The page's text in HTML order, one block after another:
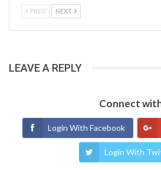
PREV NEXT
LEAVE A REPLY
Connect
Login With Facebook
Login With